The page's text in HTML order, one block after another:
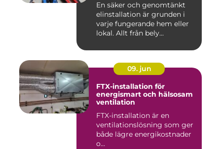
En säker och genomtänkt
elinstallation är grunden i
varje fungerande hem eller
lokal. Allt från bely...
09. jun
FTX-installation för
energismart och hälsosam
ventilation
FTX-installation är en
ventilationslösning som ger
både lägre energikostnader
o...